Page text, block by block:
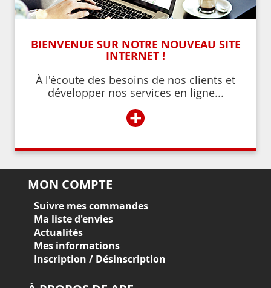
BIENVENUE SUR NOTRE NOUVEAU SITE
INTERNET !
À l'écoute des besoins de nos clients et
développer nos services en ligne...
+
MON COMPTE
Suivre mes commandes
Ma liste d'envies
Actualités
Mes informations
Inscription / Désinscription